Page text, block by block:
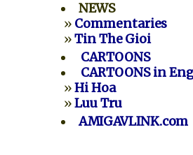
NEWS
» Commentaries
»Tin The Gioi
CARTOONS
CARTOONS in
»Hi Hoa
»Luu Tru
AMIGAVLINK.com